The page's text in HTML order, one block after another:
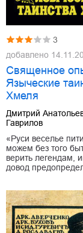
3
добавлено
Священное
Языческие
Хмеля
Дмитрий
Гаврилов
«Руси веселье
можем без того
верить легендам,
довод